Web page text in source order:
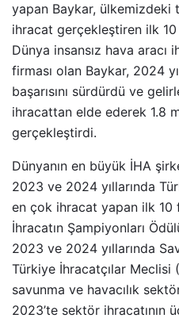
yapan Baykar,
ihracat gerçekleştiren ilk 10
Dünya insansız hava aracı
firması olan Baykar, 2024
başarısını sürdürdü ve
ihracattan elde ederek 1.8
gerçekleştirdi.
Dünyanın en büyük İHA
2023 ve 2024 yıllarında
en çok ihracat yapan ilk 10
İhracatın Şampiyonları
2023 ve 2024 yıllarında
Türkiye İhracatçılar Meclisi
savunma ve havacılık
2023’te sektör ihracatının